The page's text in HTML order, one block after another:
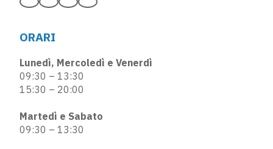
ORARI
Lunedì, Mercoledì e Venerdì
09:30 – 13:30
15:30 – 20:00
Martedì e Sabato
09:30 – 13:30